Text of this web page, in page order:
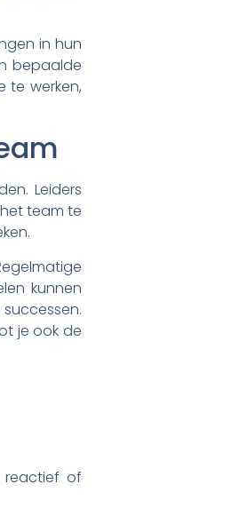
in hun
bepaalde
te werken,
Leiders
team te
kunnen
je ook de
reactief of